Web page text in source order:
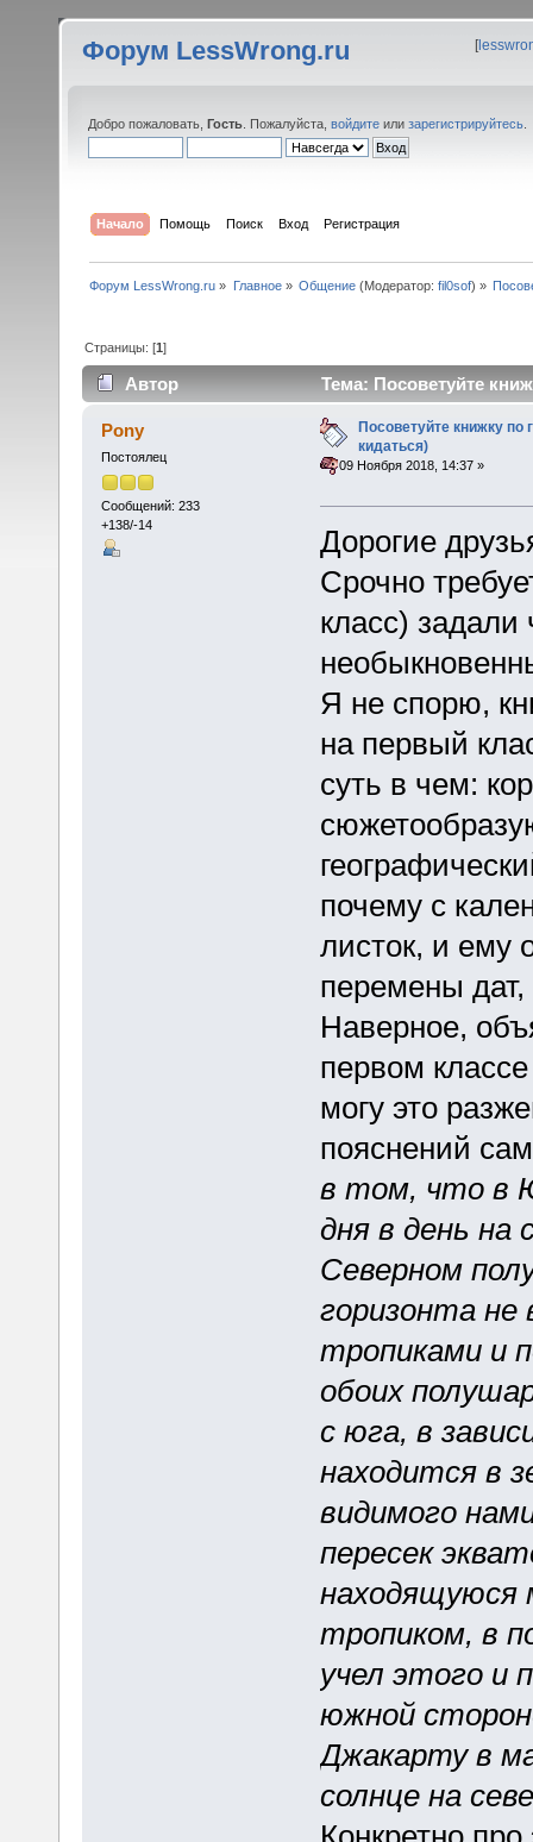
Форум LessWrong.ru [
Добро пожаловать, Гость . Пожалуйста, войдите или зарегистрируйтесь
Начало Помощь Поиск Вход Регистрация
Форум LessWrong.ru » Главное» Общение(Модератор: fil0sof) »
Страницы: [1]
Автор
Тема: Посоветуйте
раз)
Pony
Постоялец
Сообщений: 233
+138/-14
Посоветуйте книжку по
кидаться)
«:09 Ноября 2018, 14:37 »
Дорогие
Срочно
класс)
Я не спорю,
на первый
суть в чем:
почему с
листок, и ему
перемены дат,
Наверное,
первом
могу это
пояснений
в том, что в
дня в день на
Северном
горизонта не
тропиками и
обоих
с юга, в
находится в
видимого
пересек
находящуюся
тропиком, в
учел этого и
южной
Джакарту в
солнце на